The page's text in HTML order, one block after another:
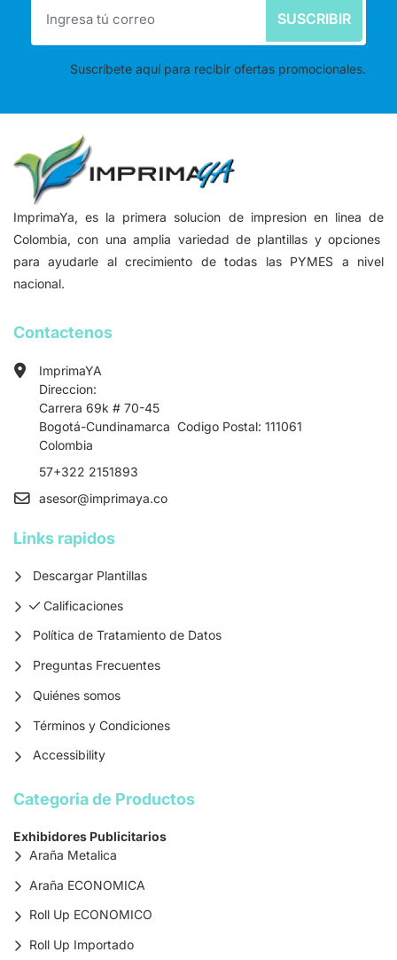
SUSCRIBIR
Suscríbete aquí para recibir ofertas promocionales.
ImprimaYa, es la primera solucion de impresion en linea de
Colombia, con una amplia variedad de plantillas y opciones
para ayudarle al crecimiento de todas las PYMES a nivel
nacional.
Contactenos
ImprimaYA
Direccion:
Carrera 69k # 70-45
Bogotá-Cundinamarca Codigo Postal: 111061
Colombia
57+322 2151893
asesor@imprimaya.co
Links rapidos
Descargar Plantillas
Calificaciones
Calificaciones
Política de Tratamiento de Datos
Preguntas Frecuentes
Quiénes somos
Términos y Condiciones
Accessibility
Categoria de Productos
Exhibidores Publicitarios
Araña Metalica
Araña ECONOMICA
Roll Up ECONOMICO
Roll Up Importado